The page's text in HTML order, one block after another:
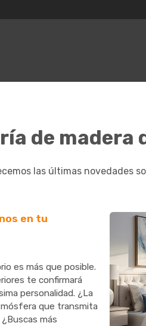
de madera
las últimas novedades
en tu
es más que posible.
te confirmará
personalidad. ¿La
que transmita
más